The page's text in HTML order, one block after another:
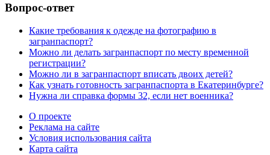
Вопрос-ответ
Какие требования к одежде на фотографию в
загранпаспорт?
Можно ли делать загранпаспорт по месту временной
регистрации?
Можно ли в загранпаспорт вписать двоих детей?
Как узнать готовность загранпаспорта в Екатеринбурге?
Нужна ли справка формы 32, если нет военника?
О проекте
Реклама на сайте
Условия использования сайта
Карта сайта